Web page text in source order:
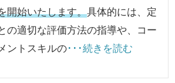
開始いたします。具体的には、定
の適切な評価方法の指導や、コー
ントスキルの･･･続きを読む